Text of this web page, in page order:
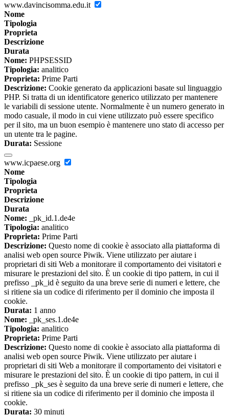
www.davincisomma.edu.it
Nome
Tipologia
Proprieta
Descrizione
Durata
Nome: PHPSESSID
Tipologia: analitico
Proprieta: Prime Parti
Descrizione: Cookie generato da applicazioni basate sul linguaggio
PHP. Si tratta di un identificatore generico utilizzato per mantenere
le variabili di sessione utente. Normalmente è un numero generato in
modo casuale, il modo in cui viene utilizzato può essere specifico
per il sito, ma un buon esempio è mantenere uno stato di accesso per
un utente tra le pagine.
Durata: Sessione
www.icpaese.org
Nome
Tipologia
Proprieta
Descrizione
Durata
Nome: _pk_id.1.de4e
Tipologia: analitico
Proprieta: Prime Parti
Descrizione: Questo nome di cookie è associato alla piattaforma di
analisi web open source Piwik. Viene utilizzato per aiutare i
proprietari di siti Web a monitorare il comportamento dei visitatori e
misurare le prestazioni del sito. È un cookie di tipo pattern, in cui il
prefisso _pk_id è seguito da una breve serie di numeri e lettere, che
si ritiene sia un codice di riferimento per il dominio che imposta il
cookie.
Durata: 1 anno
Nome: _pk_ses.1.de4e
Tipologia: analitico
Proprieta: Prime Parti
Descrizione: Questo nome di cookie è associato alla piattaforma di
analisi web open source Piwik. Viene utilizzato per aiutare i
proprietari di siti Web a monitorare il comportamento dei visitatori e
misurare le prestazioni del sito. È un cookie di tipo pattern, in cui il
prefisso _pk_ses è seguito da una breve serie di numeri e lettere, che
si ritiene sia un codice di riferimento per il dominio che imposta il
cookie.
Durata: 30 minuti